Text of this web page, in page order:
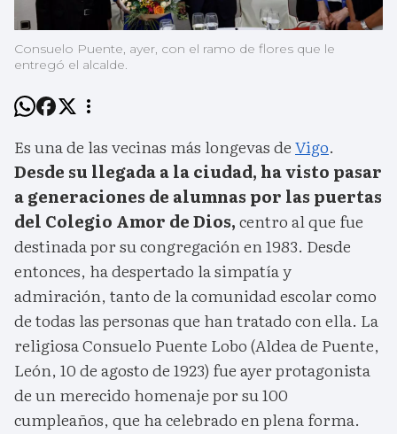
Consuelo Puente, ayer, con el ramo de flores que le
entregó el alcalde.
Es una de las vecinas más longevas deVigo.
Desde su llegada a la ciudad, ha visto pasar
a generaciones de alumnas por las puertas
del Colegio Amor de Dios,centro al que fue
destinada por su congregación en 1983. Desde
entonces, ha despertado la simpatía y
admiración, tanto de la comunidad escolar como
de todas las personas que han tratado con ella. La
religiosa Consuelo Puente Lobo (Aldea de Puente,
León, 10 de agosto de 1923) fue ayer protagonista
de un merecido homenaje por su 100
cumpleaños, que ha celebrado en plena forma.